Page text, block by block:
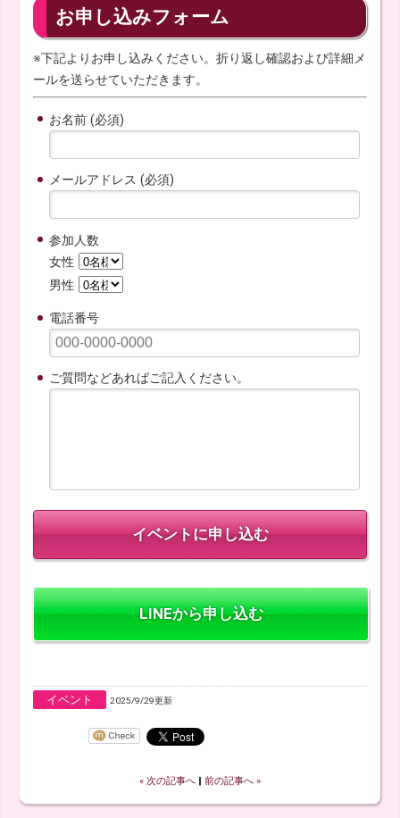
お申し込みフォーム
※下記よりお申し込みください。折り返し確認および詳細メ
ールを送らせていただきます。
お名前 (必須)
メールアドレス (必須)
参加人数
女性
男性
電話番号
ご質問などあればご記入ください。
LINEから申し込む
イベント 2025/9/29更新
« 次の記事へ ‖ 前の記事へ »